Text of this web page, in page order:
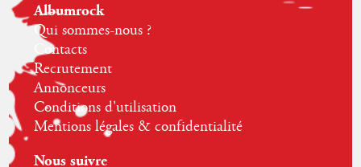
Albumrock
Qui sommes-nous ?
Contacts
Recrutement
Annonceurs
Conditions d'utilisation
Mentions légales & confidentialité
Nous suivre